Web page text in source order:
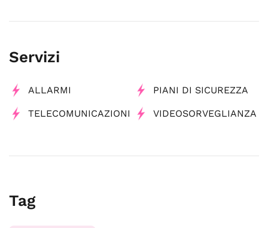
Servizi
ALLARMI PIANI DI SICUREZZA
TELECOMUNICAZIONI VIDEOSORVEGLIANZA
Tag